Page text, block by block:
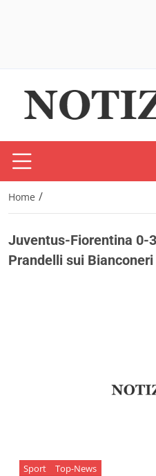
Home /
Juventus-Fiorentina 0-
Prandelli sui Bianconeri
Sport Top-News